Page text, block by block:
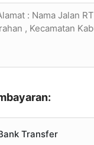
Transfer